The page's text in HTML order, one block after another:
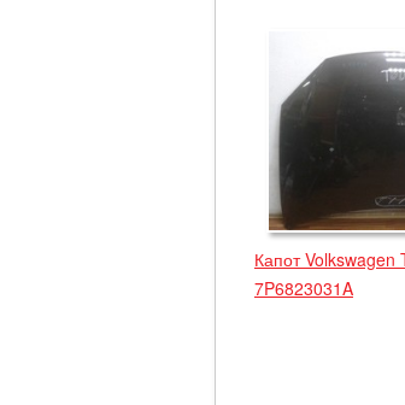
Капот Volkswagen
7P6823031A